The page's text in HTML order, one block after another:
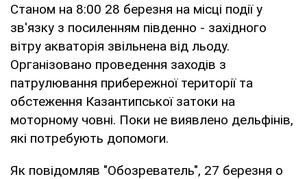
Станом на 8:00 28 березня на місці події у
зв'язку з посиленням південно - західного
вітру акваторія звільнена від льоду.
Організовано проведення заходів з
патрулювання прибережної території та
обстеження Казантипської затоки на
моторному човні. Поки не виявлено дельфінів,
які потребують допомоги.
Як повідомляв "Обозреватель", 27 березня о